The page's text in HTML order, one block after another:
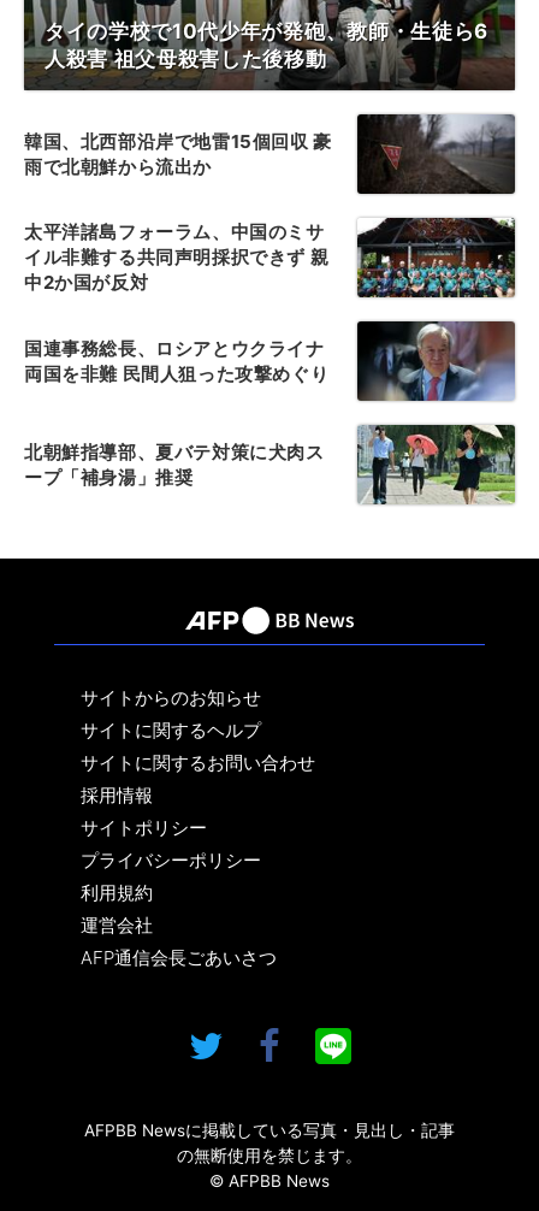
タイの学校で10代少年が発砲、教師・生徒ら6
人殺害 祖父母殺害した後移動
韓国、北西部沿岸で地雷15個回収 豪
雨で北朝鮮から流出か
太平洋諸島フォーラム、中国のミサ
イル非難する共同声明採択できず 親
中2か国が反対
国連事務総長、ロシアとウクライナ
両国を非難 民間人狙った攻撃めぐり
北朝鮮指導部、夏バテ対策に犬肉ス
ープ「補身湯」推奨
サイトからのお知らせ
サイトに関するヘルプ
サイトに関するお問い合わせ
採用情報
サイトポリシー
プライバシーポリシー
利用規約
運営会社
AFP通信会長ごあいさつ
AFPBB Newsに掲載している写真・見出し・記事
の無断使用を禁じます。
© AFPBB News